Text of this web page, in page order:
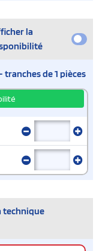
la
tranches de 1 pièces
technique